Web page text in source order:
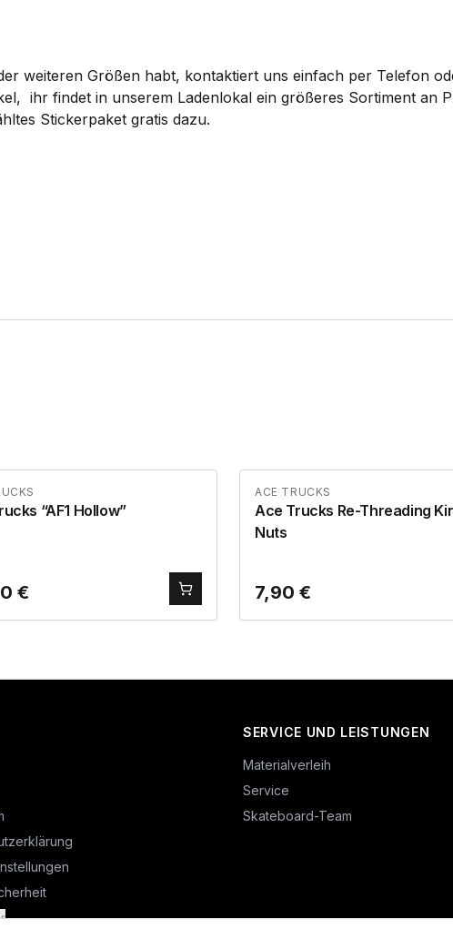
weiteren Größen habt, kontaktiert uns einfach per Telefon
ihr findet in unserem Ladenlokal ein größeres Sortiment an
Stickerpaket gratis dazu.
“AF1 Hollow”
€
ACE TRUCKS
Ace Trucks Re-Threading
Nuts
7,90 €
SERVICE UND LEISTUNGEN
Materialverleih
Service
Skateboard-Team